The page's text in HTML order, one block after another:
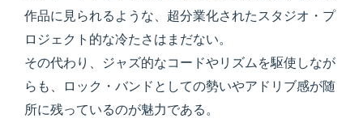
作品に見られるような、超分業化されたスタジオ・プ
ロジェクト的な冷たさはまだない。
その代わり、ジャズ的なコードやリズムを駆使しなが
らも、ロック・バンドとしての勢いやアドリブ感が随
所に残っているのが魅力である。